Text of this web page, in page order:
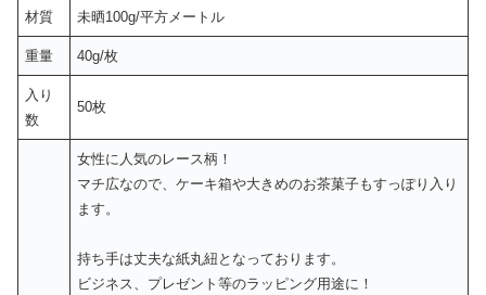
材質 未晒100g/平方メートル
重量 40g/枚
入り
数
50枚
女性に人気のレース柄！
マチ広なので、ケーキ箱や大きめのお茶菓子もすっぽり入り
ます。
持ち手は丈夫な紙丸紐となっております。
ビジネス、プレゼント等のラッピング用途に！